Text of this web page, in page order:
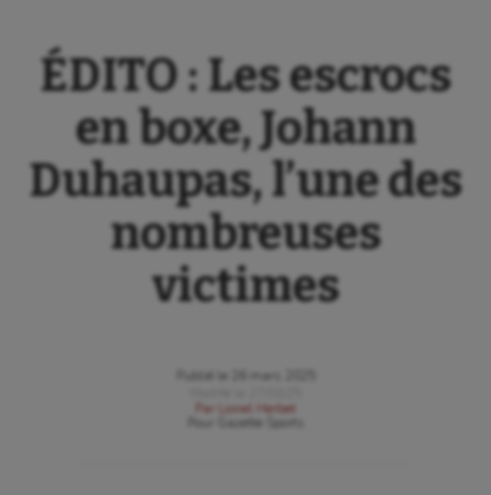
ÉDITO : Les escrocs
en boxe, Johann
Duhaupas, l’une des
nombreuses
victimes
Publié le
26 mars 2025
Par
Lionel Herbet
Gazette Sports